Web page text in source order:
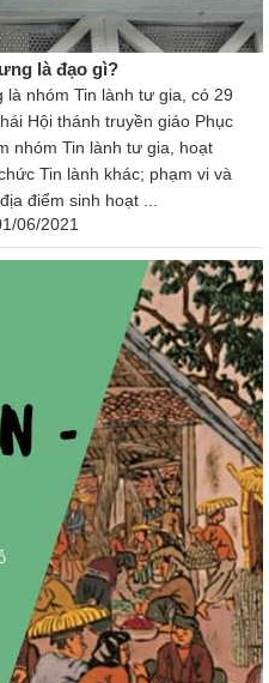
là đạo gì?
là nhóm Tin lành tư gia, có 29
Hội thánh truyền giáo Phục
nhóm Tin lành tư gia, hoạt
Tin lành khác; phạm vi và
điểm sinh hoạt ...
06/2021